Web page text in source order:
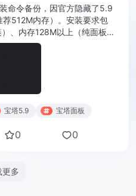
命令备份，因官方隐藏了5.9
512M内存）。安装要求包
、内存128M以上（纯面板占
占20M），支持系 ...
宝塔5.9 宝塔面板
0 0
更多